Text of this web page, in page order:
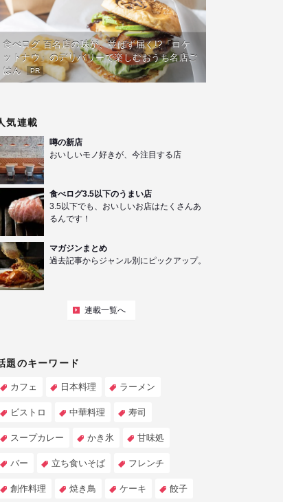
食べログ 百名店の味が、並ばず届く!?「ロケ
ットナウ」のデリバリーで楽しむおうち名店ご
はん
PR
気連載
噂の新店
おいしいモノ好きが、今注目する店
食べログ3.5以下のうまい店
3.5以下でも、おいしいお店はたくさんあ
るんです！
マガジンまとめ
過去記事からジャンル別にピックアップ。
連載一覧へ
題のキーワード
カフェ 日本料理 ラーメン
ビストロ 中華料理 寿司
スープカレー かき氷 甘味処
バー 立ち食いそば フレンチ
創作料理 焼き鳥 ケーキ 餃子